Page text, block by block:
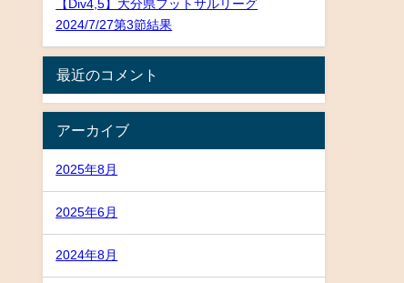
【Div4,5】大分県フットサルリーグ
2024/7/27第3節結果
最近のコメント
アーカイブ
2025年8月
2025年6月
2024年8月